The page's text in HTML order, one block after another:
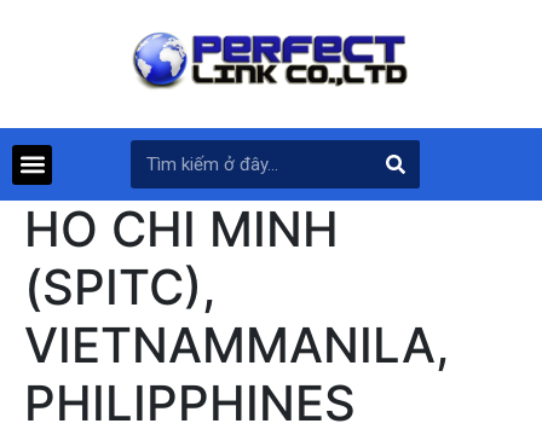
HO CHI MINH
(SPITC),
VIETNAMMANILA,
PHILIPPHINES